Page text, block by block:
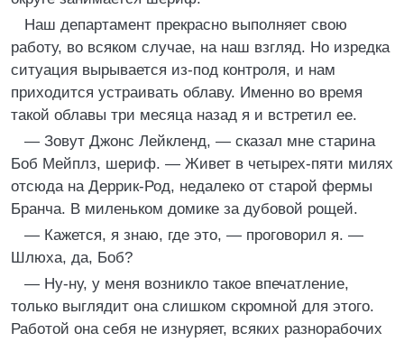
Наш департамент прекрасно выполняет свою
работу, во всяком случае, на наш взгляд. Но изредка
ситуация вырывается из-под контроля, и нам
приходится устраивать облаву. Именно во время
такой облавы три месяца назад я и встретил ее.
— Зовут Джонс Лейкленд, — сказал мне старина
Боб Мейплз, шериф. — Живет в четырех-пяти милях
отсюда на Деррик-Род, недалеко от старой фермы
Бранча. В миленьком домике за дубовой рощей.
— Кажется, я знаю, где это, — проговорил я. —
Шлюха, да, Боб?
— Ну-ну, у меня возникло такое впечатление,
только выглядит она слишком скромной для этого.
Работой она себя не изнуряет, всяких разнорабочих